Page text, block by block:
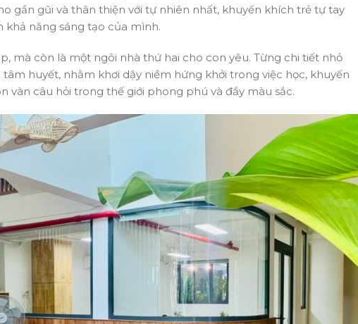
gần gũi và thân thiện với tự nhiên nhất, khuyến khích trẻ tự tay
khả năng sáng tạo của mình.
mà còn là một ngôi nhà thứ hai cho con yêu. Từng chi tiết nhỏ
huyết, nhằm khơi dậy niềm hứng khởi trong việc học, khuyến
vàn câu hỏi trong thế giới phong phú và đầy màu sắc.